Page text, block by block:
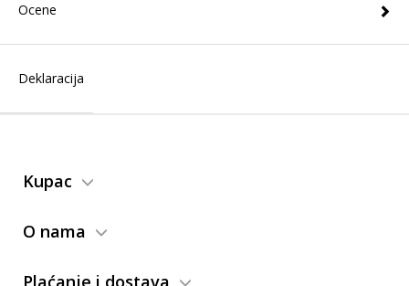
Ocene
Deklaracija
Kupac
O nama
Plaćanje i dostava